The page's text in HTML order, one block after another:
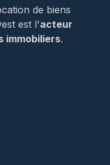
de biens
est l'acteur
immobiliers.